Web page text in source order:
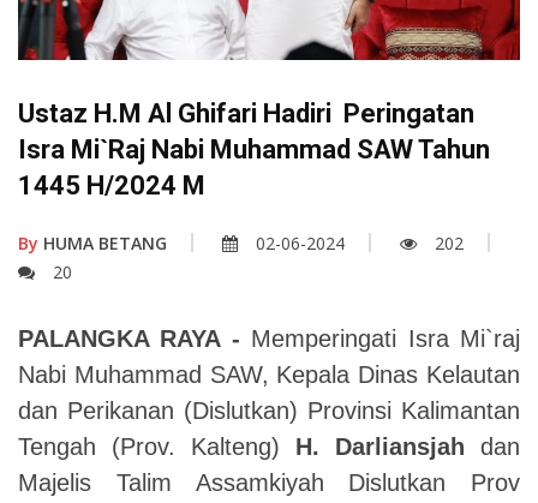
Ustaz H.M Al Ghifari Hadiri Peringatan
Isra Mi`raj Nabi Muhammad SAW Tahun
1445 H/2024 M
By HUMA BETANG 02-06-2024
202
20
PALANGKA RAYA - Memperingati Isra Mi`raj
Nabi Muhammad SAW, Kepala Dinas Kelautan
dan Perikanan (Dislutkan) Provinsi Kalimantan
Tengah (Prov. Kalteng) H. Darliansjah dan
Majelis Talim Assamkiyah Dislutkan Prov